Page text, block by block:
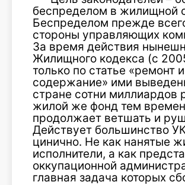
беспределом в жилищной
Беспределом прежде
стороны управляющих
За время действия
Жилищного кодекса (с
только по статье «ремонт и
содержание» ими
стране сотни миллиардов
жилой же фонд тем
продолжает ветшать и
Действует большинство
цинично. Не как нанятые
исполнители, а как
оккупационной
главная задача которых